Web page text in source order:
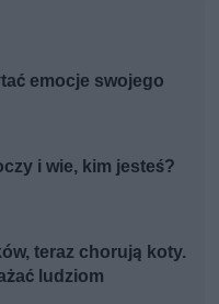
emocje swojego
i wie, kim jesteś?
teraz chorują koty.
ludziom